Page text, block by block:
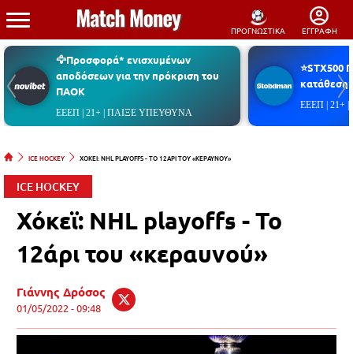
ΠΡΟΓΝΩΣΤΙΚΑ ΕΓΓΡΑΦΗ
🦅Προσφορά* ενισχυμένων
αποδόσεων για την πρόκριση του
ΠΑΟΚ
ΕΕΕΠ | 21+ | ΠΑΙΞΕ ΥΠΕΥΘΥΝΑ
⭐STX500
ΕΕΕΠ | 21+
ICE HOCKEY ΧΟΚΕΙ: NHL PLAYOFFS - TO 12ΑΡΙ ΤΟΥ «ΚΕΡΑΥΝΟΥ»
ICE HOCKEY
Χόκεϊ: NHL playoffs - To
12άρι του «κεραυνού»
Γιάννης Δρόσος
01/05/2022 - 09:48